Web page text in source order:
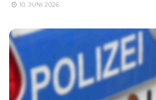
10. JUNI 2026